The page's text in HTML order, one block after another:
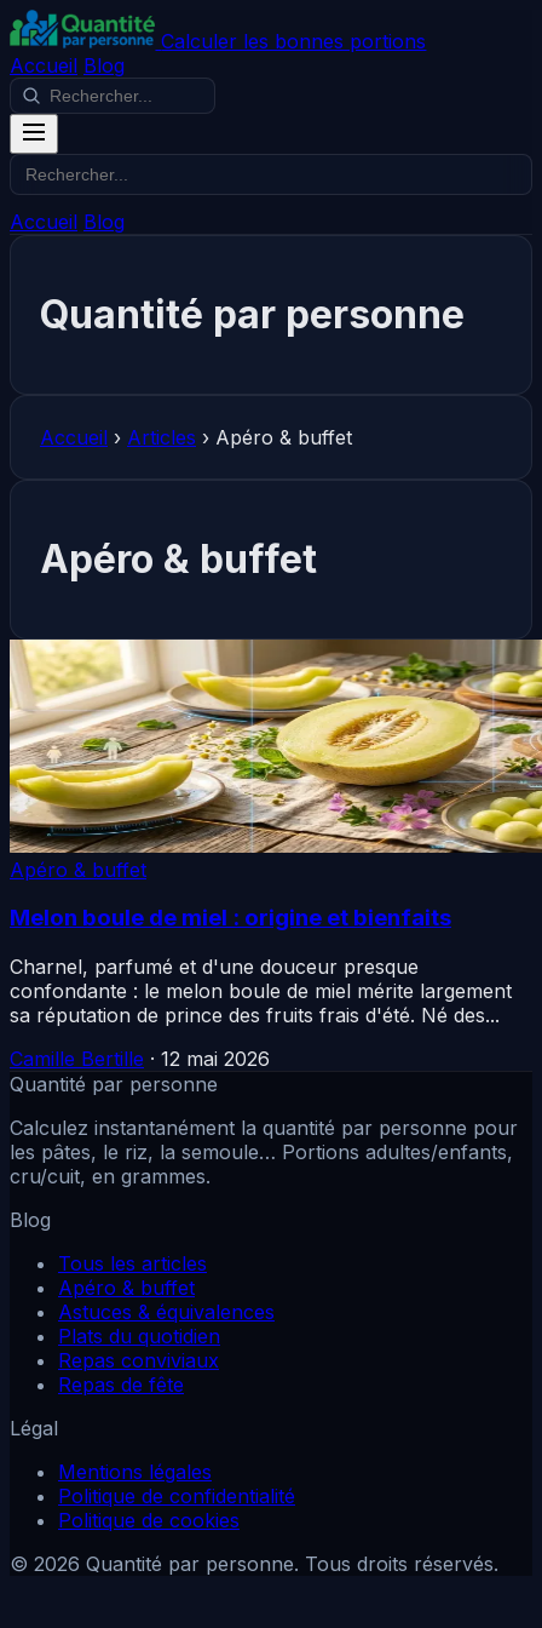
Calculer les bonnes portions
Accueil Blog
Accueil Blog
Quantité par personne
Accueil › Articles › Apéro & buffet
Apéro & buffet
Apéro & buffet
Melon boule de miel : origine et bienfaits
Charnel, parfumé et d'une douceur presque
confondante : le melon boule de miel mérite largement
sa réputation de prince des fruits frais d'été. Né des...
Camille Bertille · 12 mai 2026
Quantité par personne
Calculez instantanément la quantité par personne pour
les pâtes, le riz, la semoule… Portions adultes/enfants,
cru/cuit, en grammes.
Blog
Tous les articles
Apéro & buffet
Astuces & équivalences
Plats du quotidien
Repas conviviaux
Repas de fête
Légal
Mentions légales
Politique de confidentialité
Politique de cookies
© 2026 Quantité par personne. Tous droits réservés.